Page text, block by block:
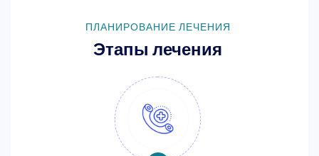
ПЛАНИРОВАНИЕ ЛЕЧЕНИЯ
Этапы лечения